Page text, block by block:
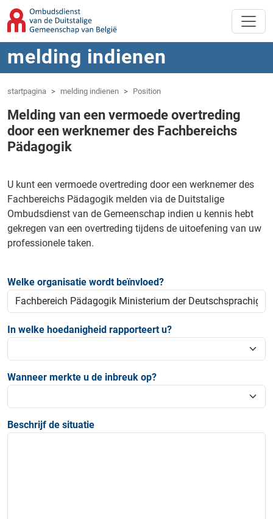
Overslaan naar hoofdinhoud
Spring naar navigatie
melding indienen
startpagina melding indienen Position
Melding van een vermoede overtreding
door een werknemer des Fachbereichs
Pädagogik
U kunt een vermoede overtreding door een werknemer des
Fachbereichs Pädagogik melden via de Duitstalige
Ombudsdienst van de Gemeenschap indien u kennis hebt
gekregen van een overtreding tijdens de uitoefening van uw
professionele taken.
Welke organisatie wordt beïnvloed?
In welke hoedanigheid rapporteert u?
Wanneer merkte u de inbreuk op?
Beschrijf de situatie